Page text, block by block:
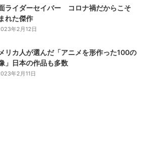
ライダーセイバー コロナ禍だからこそ
れた傑作
年2月12日
リカ人が選んだ「アニメを形作った100の
」日本の作品も多数
年2月11日